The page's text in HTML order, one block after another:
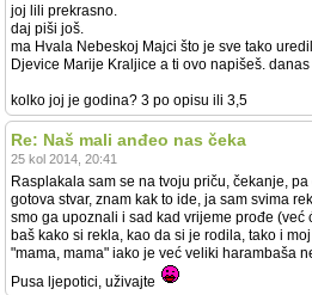
joj lili prekrasno.
daj piši još.
ma Hvala Nebeskoj Majci što je sve tako
Djevice Marije Kraljice a ti ovo napišeš. danas
kolko joj je godina? 3 po opisu ili 3,5
Re: Naš mali anđeo nas čeka
25 kol 2014, 20:41
Rasplakala sam se na tvoju priču, čekanje,
gotova stvar, znam kak to ide, ja sam svima
smo ga upoznali i sad kad vrijeme prođe (već
baš kako si rekla, kao da si je rodila, tako i
"mama, mama" iako je već veliki harambaša
Pusa ljepotici, uživajte